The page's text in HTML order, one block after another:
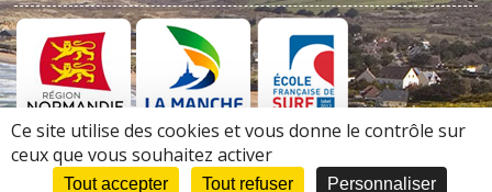
Découvrez nos Partenaires et Sponsors
Ce site utilise des cookies et vous donne le contrôle sur
ceux que vous souhaitez activer
Tout accepter Tout refuser Personnaliser